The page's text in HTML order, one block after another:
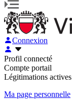
Connexion
Profil connecté
Compte portail
Légitimations actives
Ma page personnelle